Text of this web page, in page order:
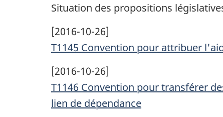
Situation des propositions
[2016-10-26]
T1145 Convention pour attribuer
[2016-10-26]
T1146 Convention pour transférer
lien de dépendance